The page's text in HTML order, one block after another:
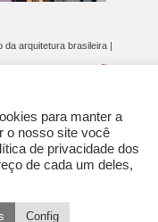
da arquitetura brasileira |
para manter a
o nosso site você
de privacidade dos
de cada um deles,
Config